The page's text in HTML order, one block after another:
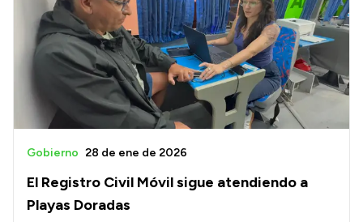
El Registro Civil Móvil sigue atendiendo a
Playas Doradas
Gobierno 28 de ene de 2026